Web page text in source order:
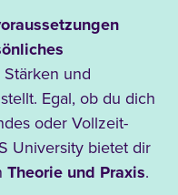
und
Egal, ob du dich
oder Vollzeit-
University bietet dir
Theorie und Praxis.